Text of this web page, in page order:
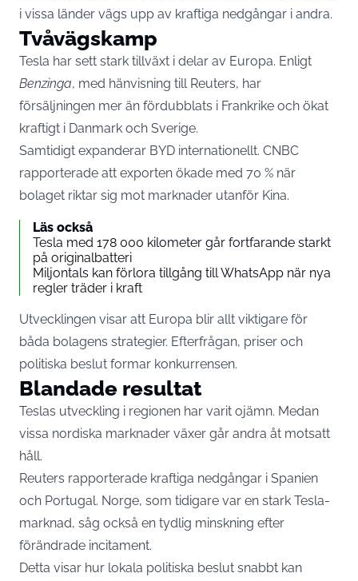
i vissa länder vägs upp av kraftiga nedgångar i andra.
Tvåvägskamp
Tesla har sett stark tillväxt i delar av Europa. Enligt
Benzinga, med hänvisning till Reuters, har
försäljningen mer än fördubblats i Frankrike och ökat
kraftigt i Danmark och Sverige.
Samtidigt expanderar BYD internationellt. CNBC
rapporterade att exporten ökade med 70 % när
bolaget riktar sig mot marknader utanför Kina.
Läs också
Tesla med 178 000 kilometer går fortfarande starkt
på originalbatteri
Miljontals kan förlora tillgång till WhatsApp när nya
regler träder i kraft
Utvecklingen visar att Europa blir allt viktigare för
båda bolagens strategier. Efterfrågan, priser och
politiska beslut formar konkurrensen.
Blandade resultat
Teslas utveckling i regionen har varit ojämn. Medan
vissa nordiska marknader växer går andra åt motsatt
håll.
Reuters rapporterade kraftiga nedgångar i Spanien
och Portugal. Norge, som tidigare var en stark Tesla-
marknad, såg också en tydlig minskning efter
förändrade incitament.
Detta visar hur lokala politiska beslut snabbt kan